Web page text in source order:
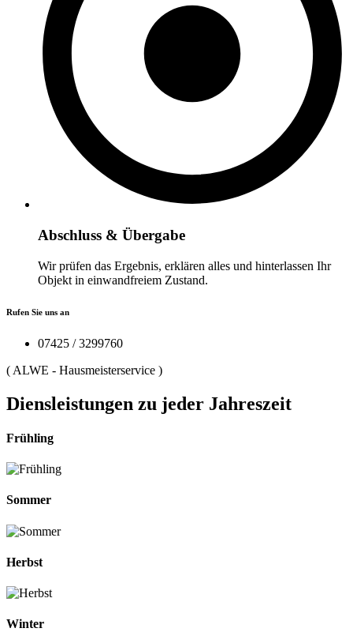
Abschluss & Übergabe
Wir prüfen das Ergebnis, erklären alles und hinterlassen Ihr
Objekt in einwandfreiem Zustand.
Rufen Sie uns an
07425 / 3299760
( ALWE - Hausmeisterservice )
Diensleistungen zu jeder Jahreszeit
Frühling
Sommer
Herbst
Winter